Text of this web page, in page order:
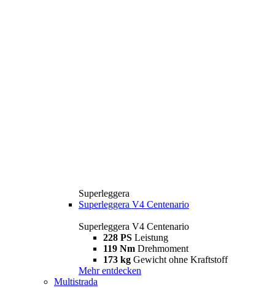
Superleggera
Superleggera V4 Centenario
Superleggera V4 Centenario
228 PS Leistung
119 Nm Drehmoment
173 kg Gewicht ohne Kraftstoff
Mehr entdecken
Multistrada